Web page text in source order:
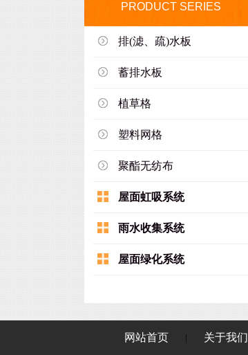
PRODUCT SERIES
排(滤、疏)水板
蓄排水板
植草格
塑料网格
聚酯无纺布
屋面虹吸系统
雨水收集系统
屋面绿化系统
网站首页 关于我们